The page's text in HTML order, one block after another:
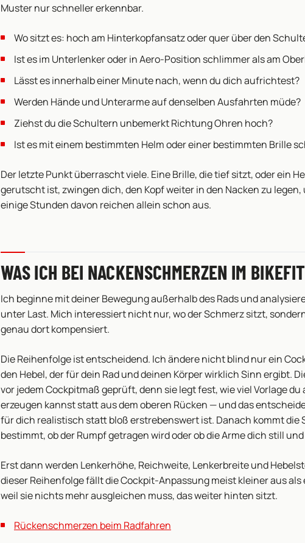
Muster nur schneller erkennbar.
Wo sitzt es: hoch am Hinterkopfansatz oder quer über den
Ist es im Unterlenker oder in Aero-Position schlimmer als am
Lässt es innerhalb einer Minute nach, wenn du dich aufrichtest?
Werden Hände und Unterarme auf denselben Ausfahrten müde?
Ziehst du die Schultern unbemerkt Richtung Ohren hoch?
Ist es mit einem bestimmten Helm oder einer bestimmten Brille
Der letzte Punkt überrascht viele. Eine Brille, die tief sitzt, oder ein
gerutscht ist, zwingen dich, den Kopf weiter in den Nacken zu
einige Stunden davon reichen allein schon aus.
WAS ICH BEI NACKENSCHMERZEN IM
Ich beginne mit deiner Bewegung außerhalb des Rads und
unter Last. Mich interessiert nicht nur, wo der Schmerz sitzt,
genau dort kompensiert.
Die Reihenfolge ist entscheidend. Ich ändere nicht blind nur ein
den Hebel, der für dein Rad und deinen Körper wirklich Sinn ergibt.
vor jedem Cockpitmaß geprüft, denn sie legt fest, wie viel Vorlage du
erzeugen kannst statt aus dem oberen Rücken — und das
für dich realistisch statt bloß erstrebenswert ist. Danach kommt die
bestimmt, ob der Rumpf getragen wird oder ob die Arme dich still
Erst dann werden Lenkerhöhe, Reichweite, Lenkerbreite und
dieser Reihenfolge fällt die Cockpit-Anpassung meist kleiner aus
weil sie nichts mehr ausgleichen muss, das weiter hinten sitzt.
Rückenschmerzen beim Radfahren